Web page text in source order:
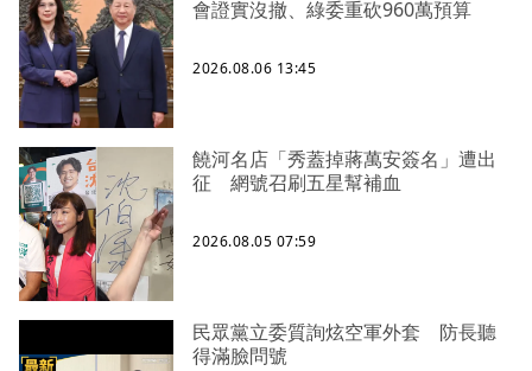
會證實沒撤、綠委重砍960萬預算
2026.08.06 13:45
饒河名店「秀蓋掉蔣萬安簽名」遭出
征 網號召刷五星幫補血
2026.08.05 07:59
民眾黨立委質詢炫空軍外套 防長聽
得滿臉問號